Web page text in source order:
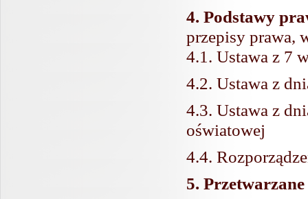
4. Podstawy
przepisy prawa,
4.1. Ustawa z 7
4.2. Ustawa z
4.3. Ustawa z
oświatowej
4.4.
5.